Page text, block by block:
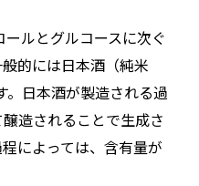
ールとグルコースに次ぐ
的には日本酒（純米
日本酒が製造される過
造されることで生成さ
によっては、含有量が